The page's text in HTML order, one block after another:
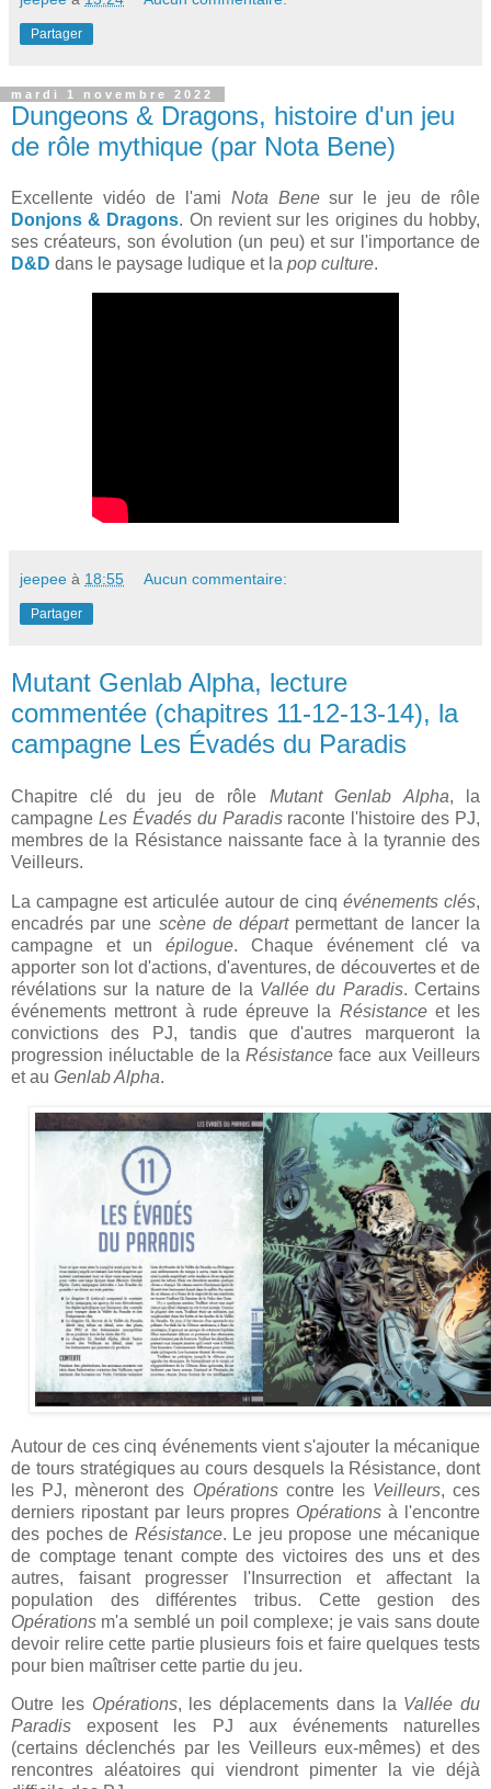
Partager
mardi 1 novembre 2022
Dungeons & Dragons, histoire d'un jeu
de rôle mythique (par Nota Bene)
Excellente vidéo de l'ami Nota Benesur le jeu de rôle
Donjons & Dragons. On revient sur les origines du hobby,
ses créateurs, son évolution (un peu) et sur l'importance de
D&D dans le paysage ludique et la pop culture.
jeepee à 18:55 Aucun commentaire:
Partager
Mutant Genlab Alpha, lecture
commentée (chapitres 11-12-13-14), la
campagne Les Évadés du Paradis
Chapitre clé du jeu de rôle Mutant Genlab Alpha, la
campagne Les Évadés du Paradisraconte l'histoire des PJ,
membres de la Résistance naissante face à la tyrannie des
Veilleurs.
La campagne est articulée autour de cinq événements clés,
encadrés par une scène de départpermettant de lancer la
campagne et unépilogue. Chaque événement clé va
apporter son lot d'actions, d'aventures, de découvertes et de
révélations sur la nature de la Vallée du Paradis. Certains
événements mettront à rude épreuve la Résistance et les
convictions des PJ, tandis que d'autres marqueront la
progression inéluctable de laRésistanceface aux Veilleurs
et au Genlab Alpha.
Autour de ces cinq événements vient s'ajouter la mécanique
de tours stratégiques au cours desquels la Résistance, dont
les PJ, mèneront des Opérations contre les Veilleurs, ces
derniers ripostant par leurs propres Opérationsà l'encontre
des poches de Résistance. Le jeu propose une mécanique
de comptage tenant compte des victoires des uns et des
autres, faisant progresser l'Insurrection et affectant la
population des différentes tribus. Cette gestion des
Opérations m'a semblé un poil complexe; je vais sans doute
devoir relire cette partie plusieurs fois et faire quelques tests
pour bien maîtriser cette partie du jeu.
Outre les Opérations, les déplacements dans la Vallée du
Paradis exposent les PJ aux événements naturelles
(certains déclenchés par les Veilleurs eux-mêmes) et des
rencontres aléatoires qui viendront pimenter la vie déjà